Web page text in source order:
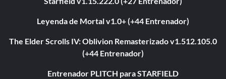
Leyenda de Mortal v1.0+ (+44 Entrenador)
The Elder Scrolls IV: Oblivion Remasterizado v1.512.105.0
(+44 Entrenador)
Entrenador PLITCH para STARFIELD